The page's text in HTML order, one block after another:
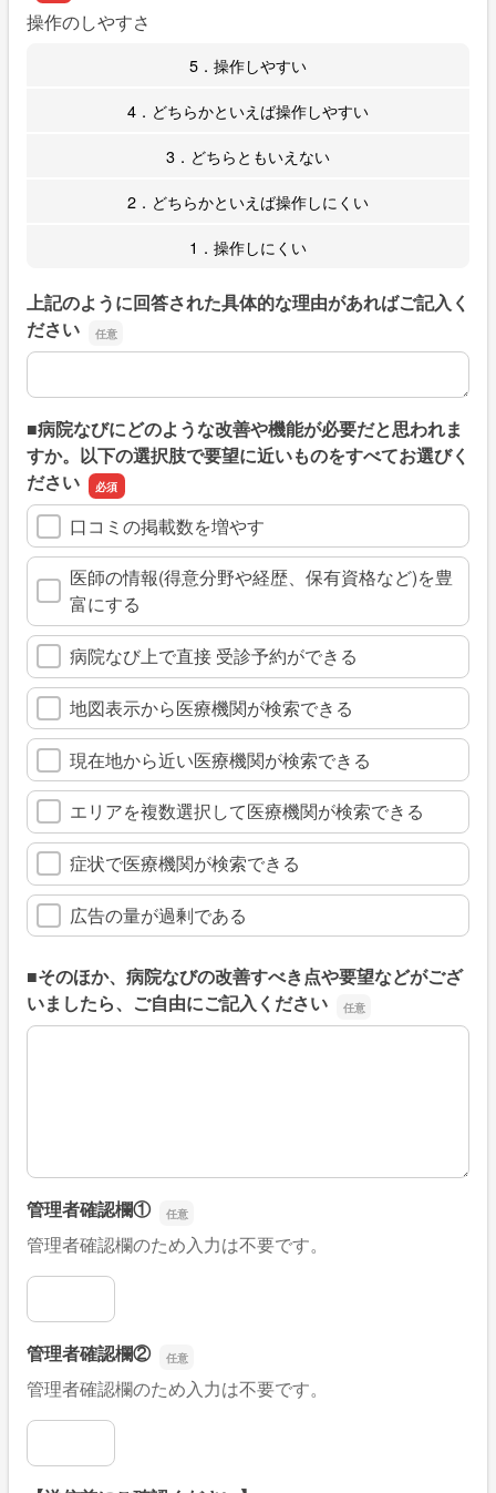
操作のしやすさ
5．操作しやすい
4．どちらかといえば操作しやすい
3．どちらともいえない
2．どちらかといえば操作しにくい
1．操作しにくい
上記のように回答された具体的な理由があればご記入く
ださい
上記のように回答された具体的な理由があればご記入くだ
■病院なびにどのような改善や機能が必要だと思われま
すか。以下の選択肢で要望に近いものをすべてお選びく
ださい
口コミの掲載数を増やす
医師の情報(得意分野や経歴、保有資格など)を豊
富にする
病院なび上で直接 受診予約ができる
地図表示から医療機関が検索できる
現在地から近い医療機関が検索できる
エリアを複数選択して医療機関が検索できる
症状で医療機関が検索できる
広告の量が過剰である
■そのほか、病院なびの改善すべき点や要望などがござ
いましたら、ご自由にご記入ください
■そのほか、病院なびの改善すべき点や要望などがござい
管理者確認欄①
管理者確認欄のため入力は不要です。
管理者確認欄①
管理者確認欄②
管理者確認欄のため入力は不要です。
管理者確認欄②